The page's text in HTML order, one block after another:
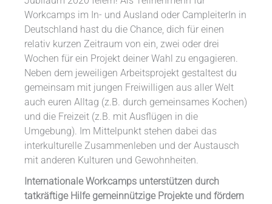
Workcamps im In- und Ausland oder CampleiterIn in
Deutschland hast du die Chance, dich für einen
relativ kurzen Zeitraum von ein, zwei oder drei
Wochen für ein Projekt deiner Wahl zu engagieren.
Neben dem jeweiligen Arbeitsprojekt gestaltest du
gemeinsam mit jungen Freiwilligen aus aller Welt
auch euren Alltag (z.B. durch gemeinsames Kochen)
und die Freizeit (z.B. mit Ausflügen in die
Umgebung). Im Mittelpunkt stehen dabei das
interkulturelle Zusammenleben und der Austausch
mit anderen Kulturen und Gewohnheiten.
Internationale Workcamps unterstützen durch
tatkräftige Hilfe gemeinnützige Projekte und fördern